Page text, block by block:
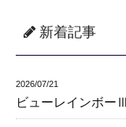
新着記事
2026/07/21
ビューレインボ